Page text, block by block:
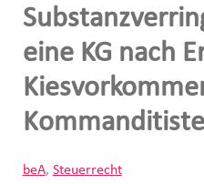
eine KG nach
beA, Steuerrecht